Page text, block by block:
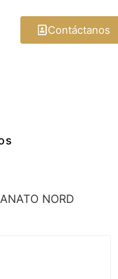
Contáctanos
NORD